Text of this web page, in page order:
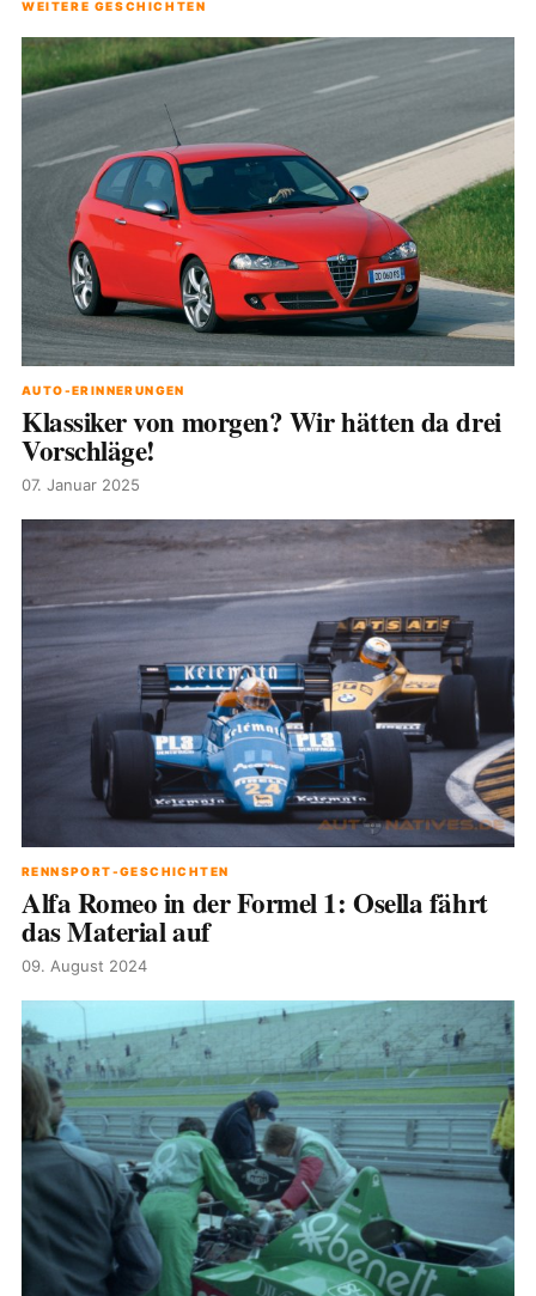
WEITERE GESCHICHTEN
AUTO-ERINNERUNGEN
Klassiker von morgen? Wir hätten da drei
Vorschläge!
07. Januar 2025
RENNSPORT-GESCHICHTEN
Alfa Romeo in der Formel 1: Osella fährt
das Material auf
09. August 2024